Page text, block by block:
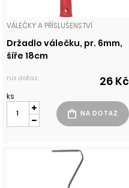
VÁLEČKY A PŘÍSLUŠENSTVÍ
Držadlo válečku, pr. 6mm,
šíře 18cm
na dotaz 26 Kč
ks